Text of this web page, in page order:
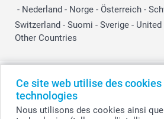
Ce site web utilise des
technologies
Nous utilisons des cookies ainsi
- Nederland - Norge - Österreich -
Switzerland - Suomi - Sverige -
Other Countries
Tous les prix sont en EURO (€), TVA